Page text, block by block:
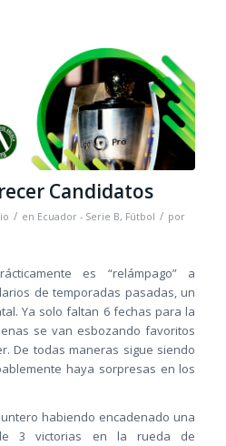
Candidatos
/ en Ecuador - Serie B, Fútbol / por
es “relámpago” a
de temporadas pasadas, un
Ya solo faltan 6 fechas para la
se van esbozando favoritos
De todas maneras sigue siendo
haya sorpresas en los
habiendo encadenado una
de 3 victorias en la rueda de